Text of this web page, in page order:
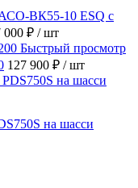
ВК55-10 ESQ с
000 ₽ / шт
Быстрый просмотр
127 900 ₽ / шт
на шасси